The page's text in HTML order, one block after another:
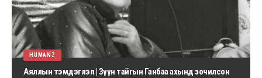
HUMANZ
Аяллын тэмдэглэл | Зүүн тайгын Ганбаа ахынд зочилсон